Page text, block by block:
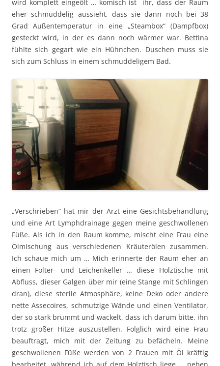
wird komplett eingeölt … komisch ist ihr, dass der Raum
eher schmuddelig aussieht, dass sie dann noch bei 38
Grad Außentemperatur in eine „Steambox“ (Dampfbox)
gesteckt wird, in der es dann noch wärmer war. Bettina
fühlte sich gegart wie ein Hühnchen. Duschen muss sie
sich zum Schluss in einem schmuddeligem Bad.
„Verschrieben“ hat mir der Arzt eine Gesichtsbehandlung
und eine Art Lymphdrainage gegen meine geschwollenen
Füße. Als ich in den Raum komme, mischt eine Frau eine
Ölmischung aus verschiedenen Kräuterölen zusammen.
Ich schaue mich um … Mich erinnerte der Raum eher an
einen Folter- und Leichenkeller … diese Holztische mit
Abfluss, dieser Galgen über mir (eine Stange mit Schlingen
dran), diese sterile Atmosphäre, keine Deko oder andere
nette Assecoires, schmutzige Wände und einen Ventilator,
der so stark brummt und wackelt, dass ich darum bitte, ihn
trotz großer Hitze auszustellen. Folglich wird eine Frau
beauftragt, mich mit der Zeitung zu befächeln. Meine
geschwollenen Füße werden von 2 Frauen mit Öl kräftig
bearbeitet, während ich auf dem Holztisch liege … neben